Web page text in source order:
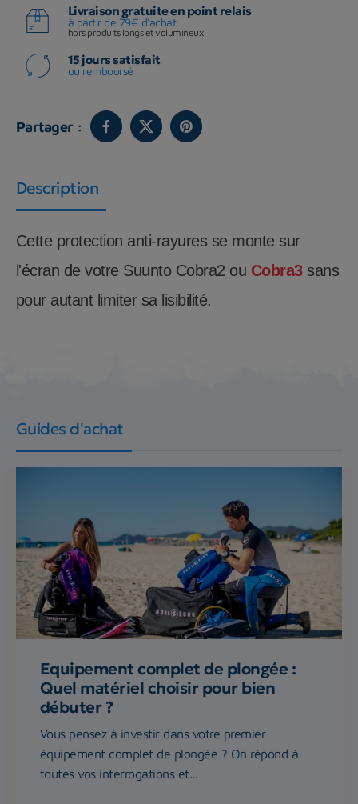
Livraison gratuite en point relais
à partir de 79€ d'achat
hors produits longs et volumineux
15 jours satisfait
ou remboursé
Partager :
Description
Cette protection anti-rayures se monte sur
l'écran de votre Suunto Cobra2 ou Cobra3sans
pour autant limiter sa lisibilité.
Guides d'achat
Equipement complet de plongée :
Quel matériel choisir pour bien
débuter ?
Vous pensez à investir dans votre premier
équipement complet de plongée ? On répond à
toutes vos interrogations et...